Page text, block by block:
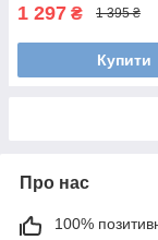
1 297 ₴ 1 395 ₴
Купити
Про нас
100%